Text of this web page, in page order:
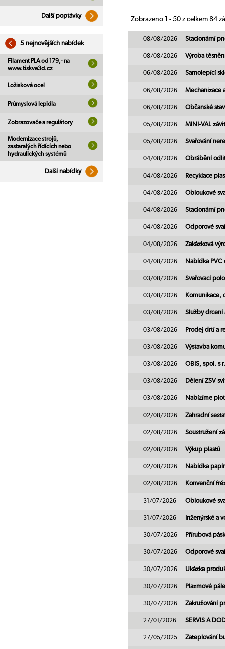
Další poptávky
5 nejnovějších nabídek
Filament PLA od 179,- na
www.tiskve3d.cz
Ložisková ocel
Průmyslová lepidla
Zobrazovače a regulátory
Modernizace strojů,
zastaralých řídících nebo
hydraulických systémů
Další nabídky
Zobrazeno 1 - 50 z celkem 84
08/08/2026 Stacionární
08/08/2026 Výroba
06/08/2026 Samolepící
06/08/2026 Mechanizace
06/08/2026 Občanské
05/08/2026 MINI-VAL
05/08/2026 Svařování
04/08/2026 Obrábění
04/08/2026 Recyklace
04/08/2026 Obloukové
04/08/2026 Stacionární
04/08/2026 Odporové
04/08/2026 Zakázková
04/08/2026 Nabídka PVC
03/08/2026 Svařovací
03/08/2026 Komunikace,
03/08/2026 Služby drcení
03/08/2026 Prodej drtí a
03/08/2026 Výstavba
03/08/2026 OBIS, spol. s
03/08/2026 Dělení ZSV
03/08/2026 Nabízíme
02/08/2026 Zahradní
02/08/2026 Soustružení
02/08/2026 Výkup plastů
02/08/2026 Nabídka
02/08/2026 Konvenční
31/07/2026 Obloukové
31/07/2026 Inženýrské a
30/07/2026 Přírubová
30/07/2026 Odporové
30/07/2026 Ukázka
30/07/2026 Plazmové
30/07/2026 Zakružování
27/01/2026 SERVIS A
27/05/2025 Zateplování